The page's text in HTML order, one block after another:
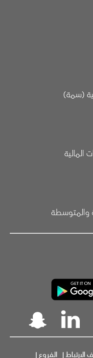
(سمة)
والمتوسطة
| الفروع |